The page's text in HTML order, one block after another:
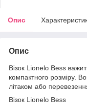
Опис
Опис
Візок Lionelo Bess
компактного розміру.
літаком або
Візок Lionelo Bess